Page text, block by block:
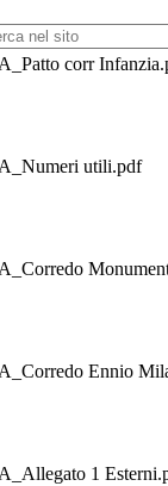
corr
utili.pdf
Ennio
1